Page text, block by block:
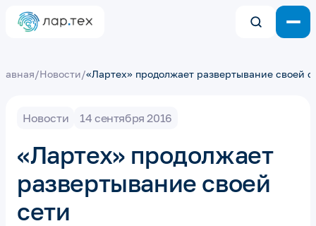
/Новости/«Лартех» продолжает развертывание своей
Новости 14 сентября 2016
«Лартех» продолжает
развертывание своей
сети